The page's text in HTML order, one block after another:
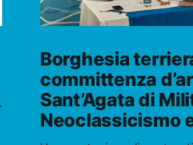
Borghesia
committenza
Sant’Agata di
Neoclassicismo